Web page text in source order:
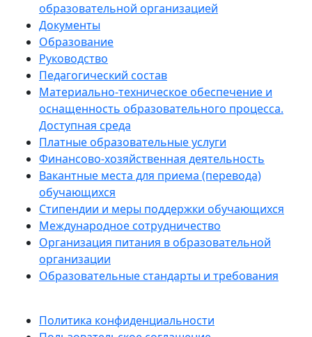
образовательной организацией
Документы
Образование
Руководство
Педагогический состав
Материально-техническое обеспечение и
оснащенность образовательного процесса.
Доступная среда
Платные образовательные услуги
Финансово-хозяйственная деятельность
Вакантные места для приема (перевода)
обучающихся
Стипендии и меры поддержки обучающихся
Международное сотрудничество
Организация питания в образовательной
организации
Образовательные стандарты и требования
Политика конфиденциальности